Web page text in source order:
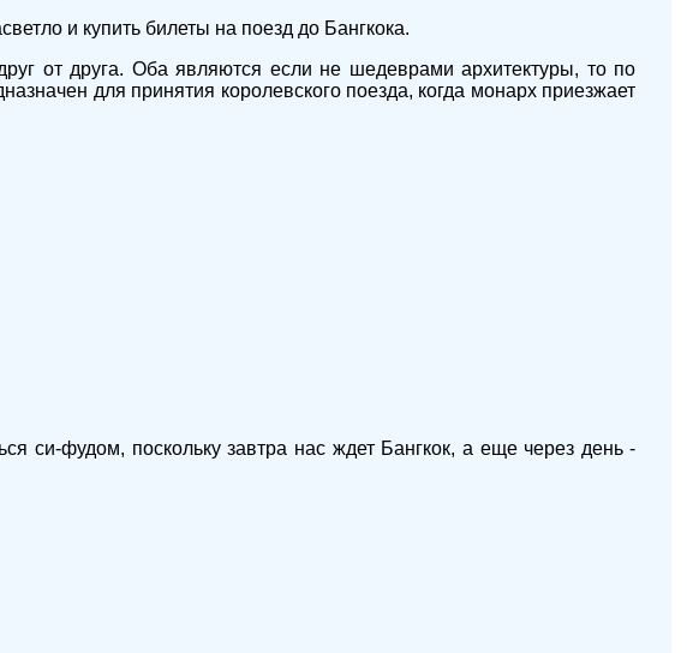
и купить билеты на поезд до Бангкока.
от друга. Оба являются если не шедеврами архитектуры, то по
для принятия королевского поезда, когда монарх приезжает
си-фудом, поскольку завтра нас ждет Бангкок, а еще через день -